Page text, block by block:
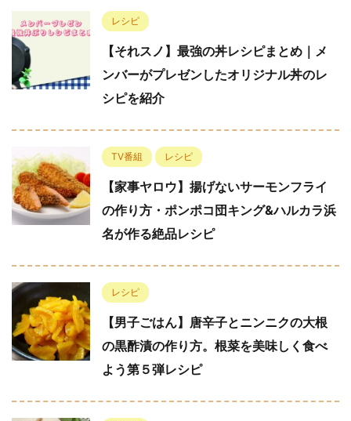
レシピ
【それスノ】最強の丼レシピまとめ｜メ
ンバーがプレゼンしたオリジナル丼のレ
シピを紹介
TV番組 レシピ
【家事ヤロウ】揚げないサーモンフライ
の作り方・ポンポコ団キング&ハルカラ浜
名が作る絶品レシピ
レシピ
【男子ごはん】唐辛子とニンニクの大根
の黒酢漬の作り方。根菜を美味しく食べ
よう第５弾レシピ